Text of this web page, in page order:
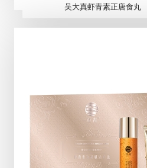
吴大真虾青素正唐食丸